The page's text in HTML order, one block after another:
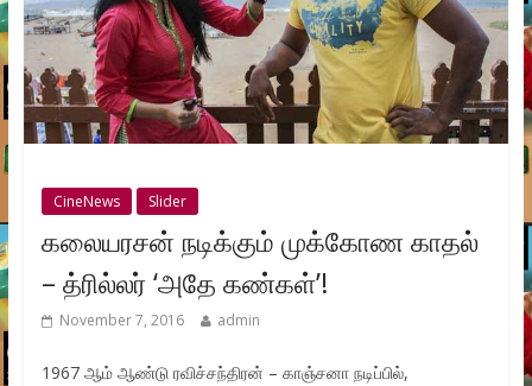
CineNews Slider
கலையரசன் நடிக்கும் முக்கோண காதல்
– த்ரில்லர் ‘அதே கண்கள்’!
November 7, 2016 admin
1967 ஆம் ஆண்டு ரவிச்சந்திரன் – காஞ்சனா நடிப்பில்,